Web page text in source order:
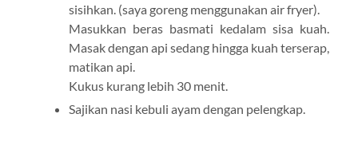
sisihkan. (saya goreng menggunakan air fryer).
Masukkan beras basmati kedalam sisa kuah.
Masak dengan api sedang hingga kuah terserap,
matikan api.
Kukus kurang lebih 30 menit.
Sajikan nasi kebuli ayam dengan pelengkap.